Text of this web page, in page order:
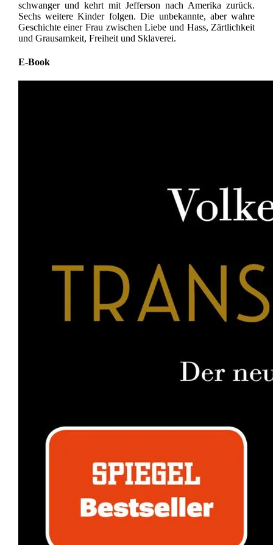
schwanger und kehrt mit Jefferson nach Amerika zurück.
Sechs weitere Kinder folgen. Die unbekannte, aber wahre
Geschichte einer Frau zwischen Liebe und Hass, Zärtlichkeit
und Grausamkeit, Freiheit und Sklaverei.
E-Book